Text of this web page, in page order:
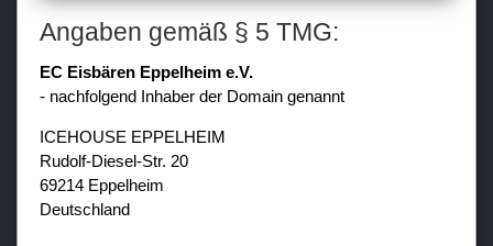
Verein
Fanzone
Angaben gemäß § 5 TMG:
EC Eisbären Eppelheim e.V.
- nachfolgend Inhaber der Domain genannt
ICEHOUSE EPPELHEIM
Rudolf-Diesel-Str. 20
69214 Eppelheim
Deutschland